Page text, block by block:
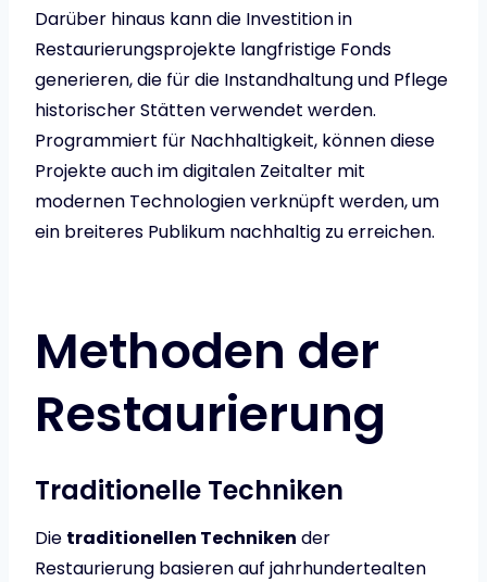
Darüber hinaus kann die Investition in
Restaurierungsprojekte langfristige Fonds
generieren, die für die Instandhaltung und Pflege
historischer Stätten verwendet werden.
Programmiert für Nachhaltigkeit, können diese
Projekte auch im digitalen Zeitalter mit
modernen Technologien verknüpft werden, um
ein breiteres Publikum nachhaltig zu erreichen.
Methoden der
Restaurierung
Traditionelle Techniken
Die traditionellen Techniken der
Restaurierung basieren auf jahrhundertealten